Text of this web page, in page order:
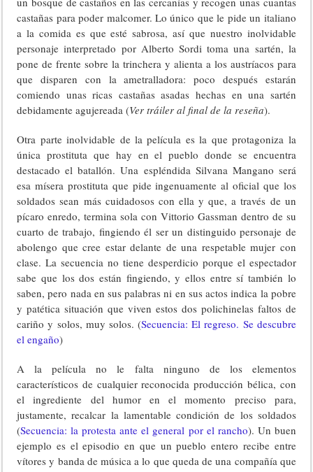
castañas para poder malcomer. Lo único que le pide un italiano
a la comida es que esté sabrosa, así que nuestro inolvidable
personaje interpretado por Alberto Sordi toma una sartén, la
pone de frente sobre la trinchera y alienta a los austríacos para
que disparen con la ametralladora: poco después estarán
comiendo unas ricas castañas asadas hechas en una sartén
debidamente agujereada (Ver tráiler al final de la reseña).
Otra parte inolvidable de la película es la que protagoniza la
única prostituta que hay en el pueblo donde se encuentra
destacado el batallón. Una espléndida Silvana Mangano será
esa mísera prostituta que pide ingenuamente al oficial que los
soldados sean más cuidadosos con ella y que, a través de un
pícaro enredo, termina sola con Vittorio Gassman dentro de su
cuarto de trabajo, fingiendo él ser un distinguido personaje de
abolengo que cree estar delante de una respetable mujer con
clase. La secuencia no tiene desperdicio porque el espectador
sabe que los dos están fingiendo, y ellos entre sí también lo
saben, pero nada en sus palabras ni en sus actos indica la pobre
y patética situación que viven estos dos polichinelas faltos de
cariño y solos, muy solos. (Secuencia: El regreso. Se descubre
el engaño)
A la película no le falta ninguno de los elementos
característicos de cualquier reconocida producción bélica, con
el ingrediente del humor en el momento preciso para,
justamente, recalcar la lamentable condición de los soldados
(Secuencia: la protesta ante el general por el rancho). Un buen
ejemplo es el episodio en que un pueblo entero recibe entre
vítores y banda de música a lo que queda de una compañía que